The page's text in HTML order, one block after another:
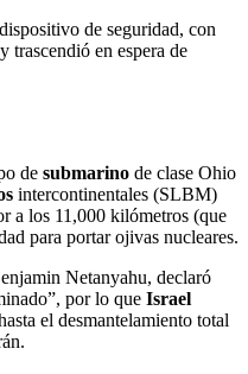
de seguridad, con
trascendió en espera de
de submarino de clase Ohio
intercontinentales (SLBM)
a los 11,000 kilómetros (que
para portar ojivas nucleares.
Netanyahu, declaró
por lo que Israel
el desmantelamiento total